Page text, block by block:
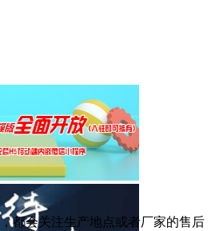
都会关注生产地点或者厂家的售后